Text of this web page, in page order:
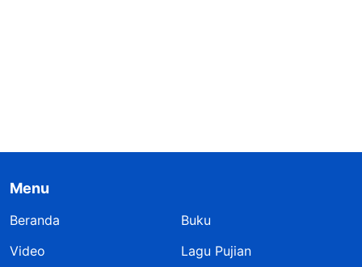
Menu
Beranda
Buku
Video
Lagu Pujian